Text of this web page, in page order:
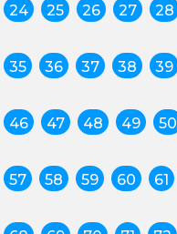
24 25 26 27 28
35 36 37 38 39
46 47 48 49 50
57 58 59 60 61